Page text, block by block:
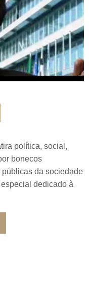
política, social,
bonecos
da sociedade
dedicado à